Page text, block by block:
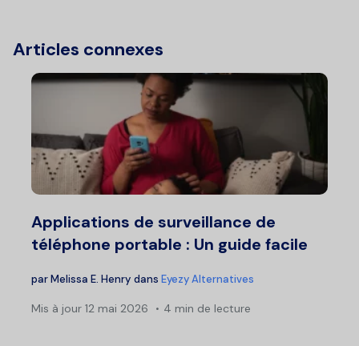
Articles connexes
Applications de surveillance de
téléphone portable : Un guide facile
parMelissa E. Henry dans Eyezy Alternatives
Mis à jour 12 mai 2026 4 min de lecture